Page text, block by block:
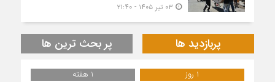
پربازدید ها پر بحث ترین ها
1 روز
1 هفته